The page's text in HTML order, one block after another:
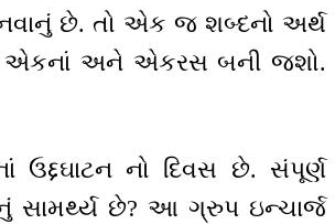
છે. તો એક જ શબ્દનો અર્થ
એકનાં અને એકરસ બની જશો.
ઉદ્દઘાટન નો દિવસ છે. સંપૂર્ણ
સામર્થ્ય છે? આ ગ્રુપ ઇન્ચાર્જ